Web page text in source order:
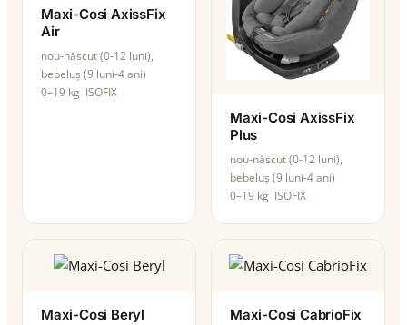
Maxi-Cosi AxissFix
Air
nou-născut (0-12 luni),
bebeluș (9 luni-4 ani)
0–19 kg ISOFIX
Maxi-Cosi AxissFix
Plus
nou-născut (0-12 luni),
bebeluș (9 luni-4 ani)
0–19 kg ISOFIX
Maxi-Cosi Beryl Maxi-Cosi CabrioFix